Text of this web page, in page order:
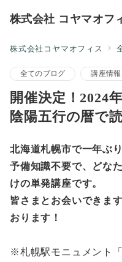
株式会社 コヤマオフ
株式会社コヤマオフィス
全てのブログ 講座情報
開催決定！2024
陰陽五行の暦で
北海道札幌市で一年ぶ
予備知識不要で、どな
けの単発講座です。
皆さまとお会いできま
おります！
※札幌駅モニュメント「